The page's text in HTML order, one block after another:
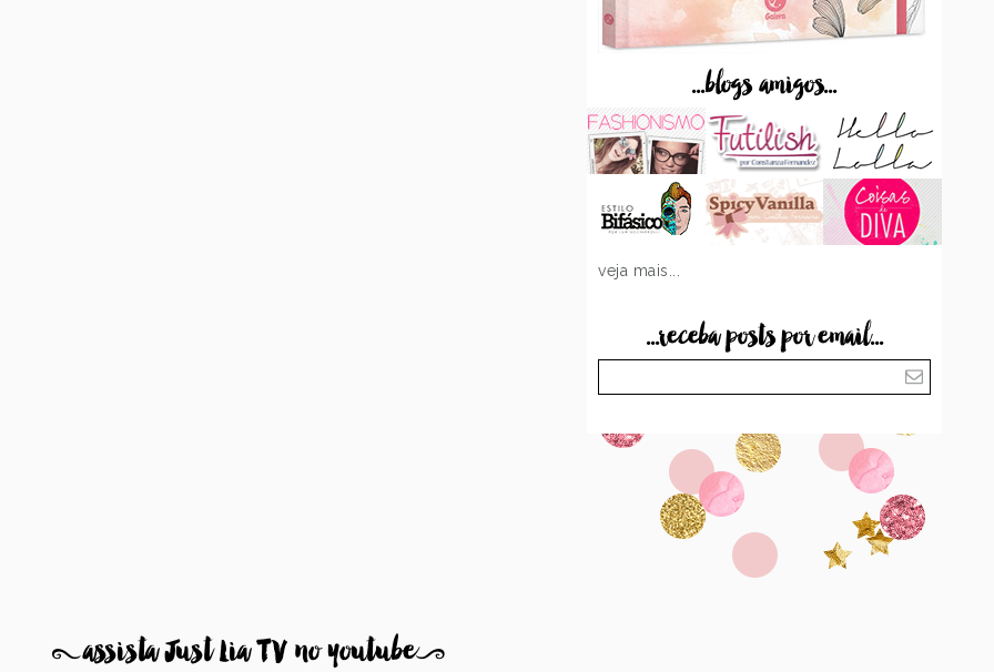
...blogs amigos...
veja mais...
...receba posts por email...
8assista Just Lia TV no youtube9